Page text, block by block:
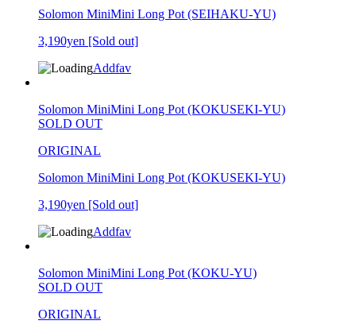
Solomon MiniMini Long Pot (SEIHAKU-YU)
3,190yen [Sold out]
Addfav
Solomon MiniMini Long Pot (KOKUSEKI-YU)
SOLD OUT
ORIGINAL
Solomon MiniMini Long Pot (KOKUSEKI-YU)
3,190yen [Sold out]
Addfav
Solomon MiniMini Long Pot (KOKU-YU)
SOLD OUT
ORIGINAL